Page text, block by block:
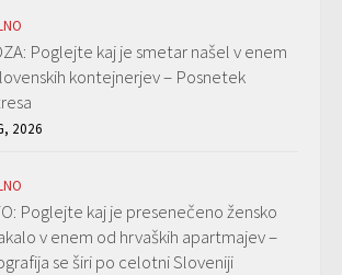
Poglejte kaj je smetar našel v enem
kontejnerjev – Posnetek
2026
Poglejte kaj je presenečeno žensko
v enem od hrvaških apartmajev –
se širi po celotni Sloveniji